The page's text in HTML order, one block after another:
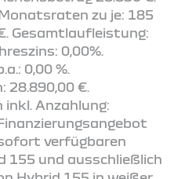
zu je: 185
Gesamtlaufleistung:
0,00%.
0,00 %.
28.890,00 €.
Anzahlung:
verfügbaren
155 und ausschließlich